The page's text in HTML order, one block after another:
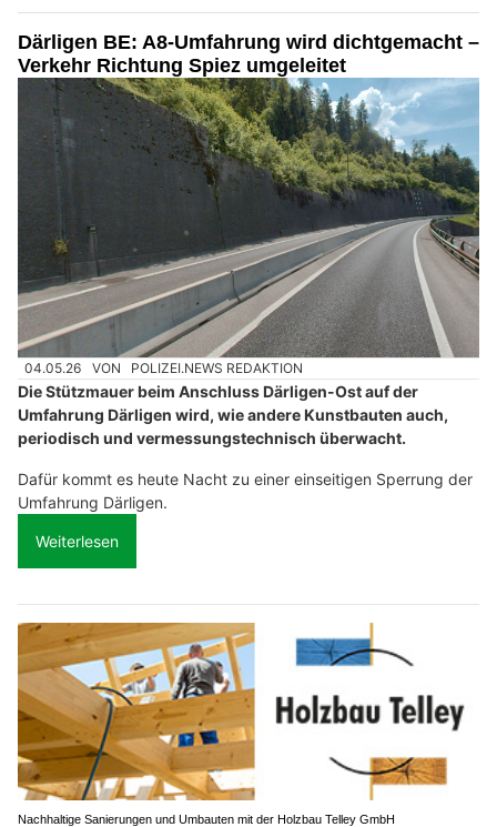
Därligen BE: A8-Umfahrung wird dichtgemacht –
Verkehr Richtung Spiez umgeleitet
04.05.26 VON POLIZEI.NEWS REDAKTION
Die Stützmauer beim Anschluss Därligen-Ost auf der
Umfahrung Därligen wird, wie andere Kunstbauten auch,
periodisch und vermessungstechnisch überwacht.
Dafür kommt es heute Nacht zu einer einseitigen Sperrung der
Umfahrung Därligen.
Weiterlesen
Nachhaltige Sanierungen und Umbauten mit der Holzbau Telley GmbH